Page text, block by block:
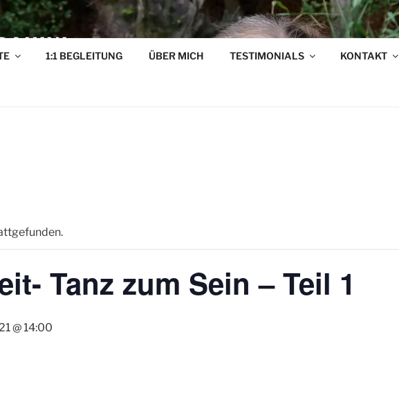
| Körperbeheimatung • Tanz • Naturverbindung
1:1 BEGLEITUNG ÜBER MICH TESTIMONIALS KONTAKT
Tanz zum Sein – Teil 1
@ 14:00